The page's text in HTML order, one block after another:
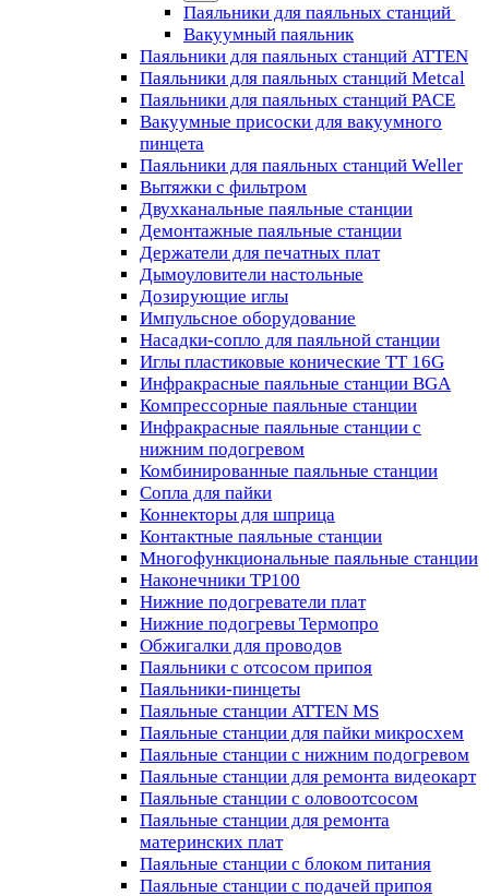
Паяльники для паяльных станций
Вакуумный паяльник
Паяльники для паяльных станций ATTEN
Паяльники для паяльных станций Metcal
Паяльники для паяльных станций PACE
Вакуумные присоски для вакуумного
пинцета
Паяльники для паяльных станций Weller
Вытяжки с фильтром
Двухканальные паяльные станции
Демонтажные паяльные станции
Держатели для печатных плат
Дымоуловители настольные
Дозирующие иглы
Импульсное оборудование
Насадки-сопло для паяльной станции
Иглы пластиковые конические TT 16G
Инфракрасные паяльные станции BGA
Компрессорные паяльные станции
Инфракрасные паяльные станции с
нижним подогревом
Комбинированные паяльные станции
Сопла для пайки
Коннекторы для шприца
Контактные паяльные станции
Многофункциональные паяльные станции
Наконечники TP100
Нижние подогреватели плат
Нижние подогревы Термопро
Обжигалки для проводов
Паяльники с отсосом припоя
Паяльники-пинцеты
Паяльные станции ATTEN MS
Паяльные станции для пайки микросхем
Паяльные станции с нижним подогревом
Паяльные станции для ремонта видеокарт
Паяльные станции с оловоотсосом
Паяльные станции для ремонта
материнских плат
Паяльные станции с блоком питания
Паяльные станции с подачей припоя